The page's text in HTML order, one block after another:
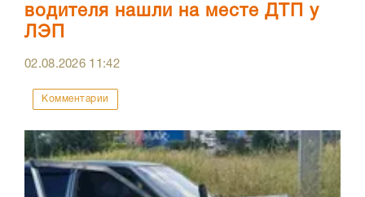
водителя нашли на месте ДТП у
ЛЭП
02.08.2026 11:42
Комментарии